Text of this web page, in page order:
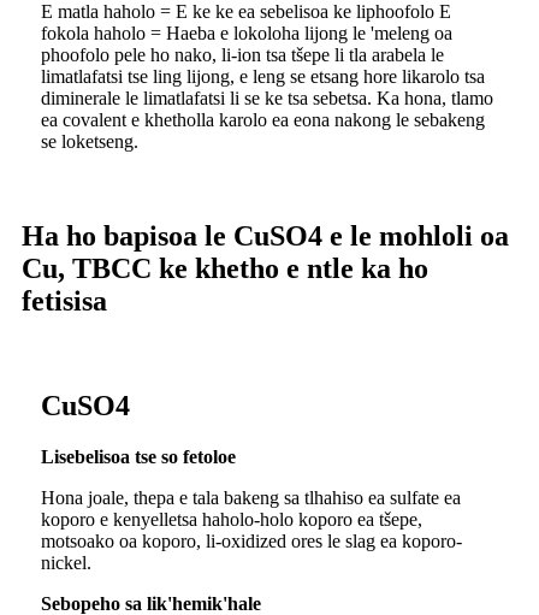
E matla haholo = E ke ke ea sebelisoa ke liphoofolo E
fokola haholo = Haeba e lokoloha lijong le 'meleng oa
phoofolo pele ho nako, li-ion tsa tšepe li tla arabela le
limatlafatsi tse ling lijong, e leng se etsang hore likarolo tsa
diminerale le limatlafatsi li se ke tsa sebetsa. Ka hona, tlamo
ea covalent e khetholla karolo ea eona nakong le sebakeng
se loketseng.
Ha ho bapisoa le CuSO4 e le mohloli oa
Cu, TBCC ke khetho e ntle ka ho
fetisisa
CuSO4
Lisebelisoa tse so fetoloe
Hona joale, thepa e tala bakeng sa tlhahiso ea sulfate ea
koporo e kenyelletsa haholo-holo koporo ea tšepe,
motsoako oa koporo, li-oxidized ores le slag ea koporo-
nickel.
Sebopeho sa lik'hemik'hale